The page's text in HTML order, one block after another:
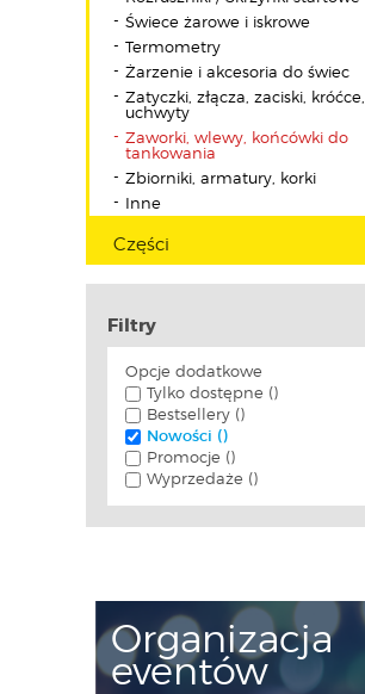
Świece żarowe i iskrowe
Termometry
Żarzenie i akcesoria do świec
Zatyczki, złącza, zaciski, króćce,
uchwyty
Zaworki, wlewy, końcówki do
tankowania
Zbiorniki, armatury, korki
Inne
Części
Filtry
Opcje dodatkowe
Tylko dostępne ()
Bestsellery ()
Nowości ()
Promocje ()
Wyprzedaże ()
Organizacja
eventów